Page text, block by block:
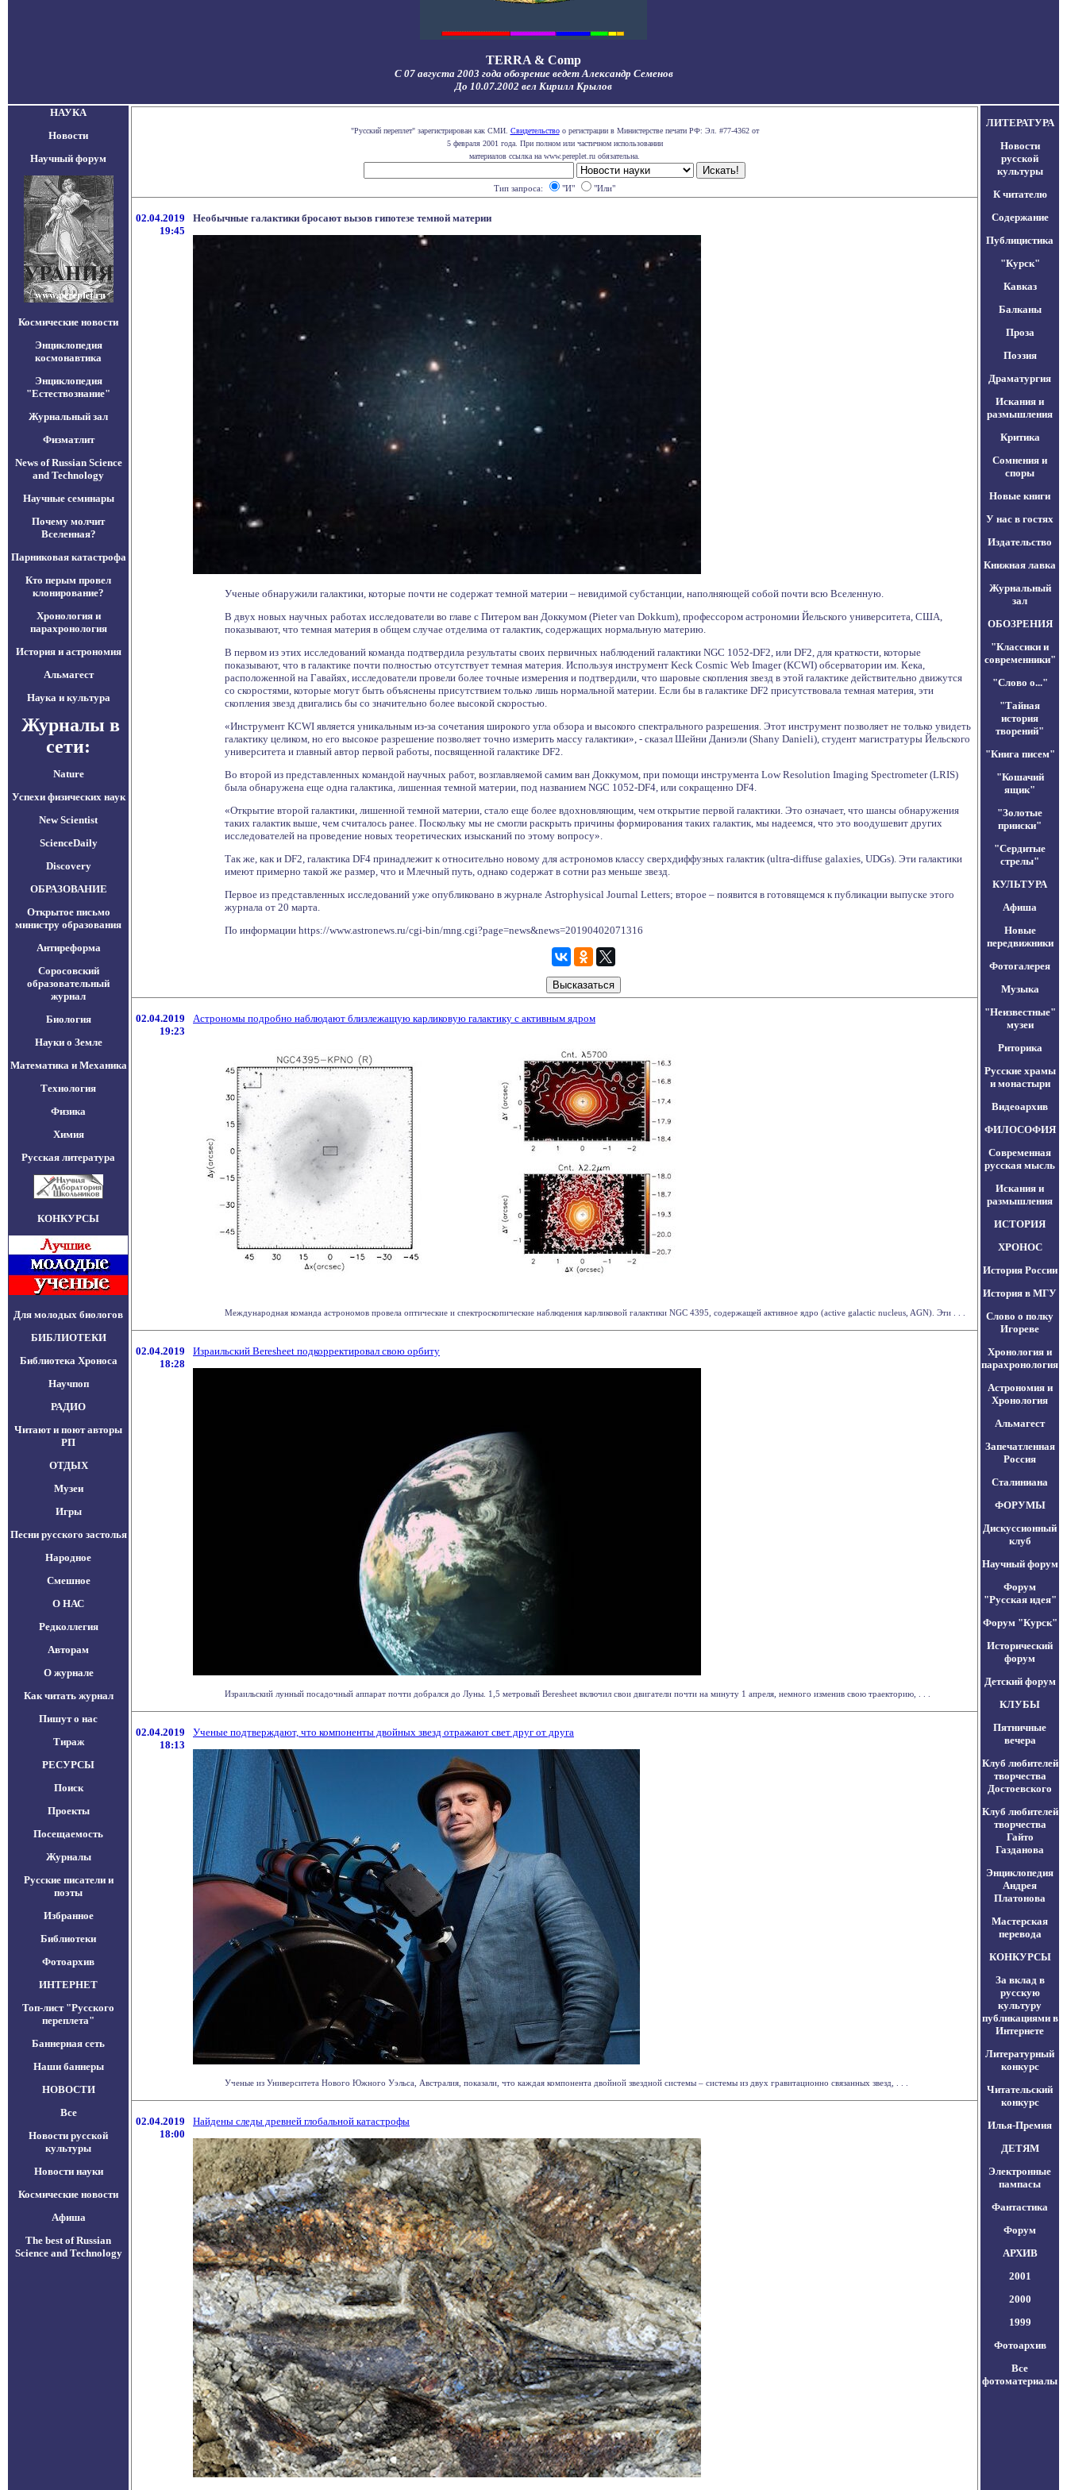
TERRA & Comp
С 07 августа 2003 года обозрение ведет Александр Семенов
До 10.07.2002 вел Кирилл Крылов
НАУКА
Новости
Научный форум
Космические новости
Энциклопедия
космонавтика
Энциклопедия
"Естествознание"
Журнальный зал
Физматлит
News of Russian Science
and Technology
Научные семинары
Почему молчит
Вселенная?
Парниковая катастрофа
Кто перым провел
клонирование?
Хронология и
парахронология
История и астрономия
Альмагест
Наука и культура
Журналы в
сети:
Nature
Успехи физических наук
New Scientist
ScienceDaily
Discovery
ОБРАЗОВАНИЕ
Открытое письмо
министру образования
Антиреформа
Соросовский
образовательный
журнал
Биология
Науки о Земле
Математика и Механика
Технология
Физика
Химия
Русская литература
КОНКУРСЫ
Для молодых биологов
БИБЛИОТЕКИ
Библиотека Хроноса
Научпоп
РАДИО
Читают и поют авторы
РП
ОТДЫХ
Музеи
Игры
Песни русского застолья
Народное
Смешное
О НАС
Редколлегия
Авторам
О журнале
Как читать журнал
Пишут о нас
Тираж
РЕСУРСЫ
Поиск
Проекты
Посещаемость
Журналы
Русские писатели и
поэты
Избранное
Библиотеки
Фотоархив
ИНТЕРНЕТ
Топ-лист "Русского
переплета"
Баннерная сеть
Наши баннеры
НОВОСТИ
Все
Новости русской
культуры
Новости науки
Космические новости
Афиша
The best of Russian
Science and Technology
"Русский переплет" зарегистрирован как СМИ. Свидетельствоо регистрации в Министерстве печати РФ: Эл. #77-4362 от
5 февраля 2001 года. При полном или частичном использовании
материалов ссылка на www.pereplet.ru обязательна.
Тип запроса: "И" "Или"
02.04.2019
19:45
Необычные галактики бросают вызов гипотезе темной материи
Ученые обнаружили галактики, которые почти не содержат темной материи – невидимой субстанции, наполняющей собой почти всю Вселенную.
В двух новых научных работах исследователи во главе с Питером ван Доккумом (Pieter van Dokkum), профессором астрономии Йельского университета, США,
показывают, что темная материя в общем случае отделима от галактик, содержащих нормальную материю.
В первом из этих исследований команда подтвердила результаты своих первичных наблюдений галактики NGC 1052-DF2, или DF2, для краткости, которые
показывают, что в галактике почти полностью отсутствует темная материя. Используя инструмент Keck Cosmic Web Imager (KCWI) обсерватории им. Кека,
расположенной на Гавайях, исследователи провели более точные измерения и подтвердили, что шаровые скопления звезд в этой галактике действительно движутся
со скоростями, которые могут быть объяснены присутствием только лишь нормальной материи. Если бы в галактике DF2 присутствовала темная материя, эти
скопления звезд двигались бы со значительно более высокой скоростью.
«Инструмент KCWI является уникальным из-за сочетания широкого угла обзора и высокого спектрального разрешения. Этот инструмент позволяет не только увидеть
галактику целиком, но его высокое разрешение позволяет точно измерить массу галактики», - сказал Шейни Даниэли (Shany Danieli), студент магистратуры Йельского
университета и главный автор первой работы, посвященной галактике DF2.
Во второй из представленных командой научных работ, возглавляемой самим ван Доккумом, при помощи инструмента Low Resolution Imaging Spectrometer (LRIS)
была обнаружена еще одна галактика, лишенная темной материи, под названием NGC 1052-DF4, или сокращенно DF4.
«Открытие второй галактики, лишенной темной материи, стало еще более вдохновляющим, чем открытие первой галактики. Это означает, что шансы обнаружения
таких галактик выше, чем считалось ранее. Поскольку мы не смогли раскрыть причины формирования таких галактик, мы надеемся, что это воодушевит других
исследователей на проведение новых теоретических изысканий по этому вопросу».
Так же, как и DF2, галактика DF4 принадлежит к относительно новому для астрономов классу сверхдиффузных галактик (ultra-diffuse galaxies, UDGs). Эти галактики
имеют примерно такой же размер, что и Млечный путь, однако содержат в сотни раз меньше звезд.
Первое из представленных исследований уже опубликовано в журнале Astrophysical Journal Letters; второе – появится в готовящемся к публикации выпуске этого
журнала от 20 марта.
По информации https://www.astronews.ru/cgi-bin/mng.cgi?page=news&news=20190402071316
02.04.2019
19:23
Астрономы подробно наблюдают близлежащую карликовую галактику с активным ядром
Международная команда астрономов провела оптические и спектроскопические наблюдения карликовой галактики NGC 4395, содержащей активное ядро (active galactic nucleus, AGN). Эти . . .
02.04.2019
18:28
Израильский Beresheet подкорректировал свою орбиту
Израильский лунный посадочный аппарат почти добрался до Луны. 1,5 метровый Beresheet включил свои двигатели почти на минуту 1 апреля, немного изменив свою траекторию, . . .
02.04.2019
18:13
Ученые подтверждают, что компоненты двойных звезд отражают свет друг от друга
Ученые из Университета Нового Южного Уэльса, Австралия, показали, что каждая компонента двойной звездной системы – системы из двух гравитационно связанных звезд, . . .
02.04.2019
18:00
Найдены следы древней глобальной катастрофы
ЛИТЕРАТУРА
Новости
русской
культуры
К читателю
Содержание
Публицистика
"Курск"
Кавказ
Балканы
Проза
Поэзия
Драматургия
Искания и
размышления
Критика
Сомнения и
споры
Новые книги
У нас в гостях
Издательство
Книжная лавка
Журнальный
зал
ОБОЗРЕНИЯ
"Классики и
современники"
"Слово о..."
"Тайная
история
творений"
"Книга писем"
"Кошачий
ящик"
"Золотые
прииски"
"Сердитые
стрелы"
КУЛЬТУРА
Афиша
Новые
передвижники
Фотогалерея
Музыка
"Неизвестные"
музеи
Риторика
Русские храмы
и монастыри
Видеоархив
ФИЛОСОФИЯ
Современная
русская мысль
Искания и
размышления
ИСТОРИЯ
ХРОНОС
История России
История в МГУ
Слово о полку
Игореве
Хронология и
парахронология
Астрономия и
Хронология
Альмагест
Запечатленная
Россия
Сталиниана
ФОРУМЫ
Дискуссионный
клуб
Научный форум
Форум
"Русская идея"
Форум "Курск"
Исторический
форум
Детский форум
КЛУБЫ
Пятничные
вечера
Клуб любителей
творчества
Достоевского
Клуб любителей
творчества
Гайто
Газданова
Энциклопедия
Андрея
Платонова
Мастерская
перевода
КОНКУРСЫ
За вклад в
русскую
культуру
публикациями в
Интернете
Литературный
конкурс
Читательский
конкурс
Илья-Премия
ДЕТЯМ
Электронные
пампасы
Фантастика
Форум
АРХИВ
2001
2000
1999
Фотоархив
Все
фотоматериалы